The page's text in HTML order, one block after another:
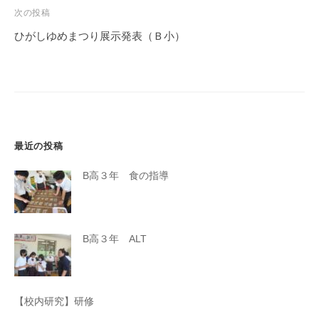
ビ
ゲ
次の投稿
ひがしゆめまつり展示発表（Ｂ小）
最近の投稿
B高３年 食の指導
B高３年 ALT
【校内研究】研修